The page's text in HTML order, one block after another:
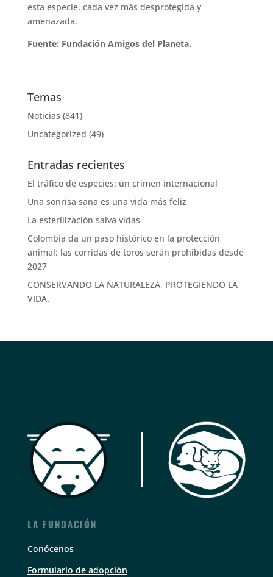
esta especie, cada vez más desprotegida y
amenazada.
Fuente: Fundación Amigos del Planeta.
Temas
Noticias (841)
Uncategorized (49)
Entradas recientes
El tráfico de especies: un crimen internacional
Una sonrisa sana es una vida más feliz
La esterilización salva vidas
Colombia da un paso histórico en la protección
animal: las corridas de toros serán prohibidas desde
2027
CONSERVANDO LA NATURALEZA, PROTEGIENDO LA
VIDA.
LA FUNDACIÓN
Conócenos
Formulario de adopción